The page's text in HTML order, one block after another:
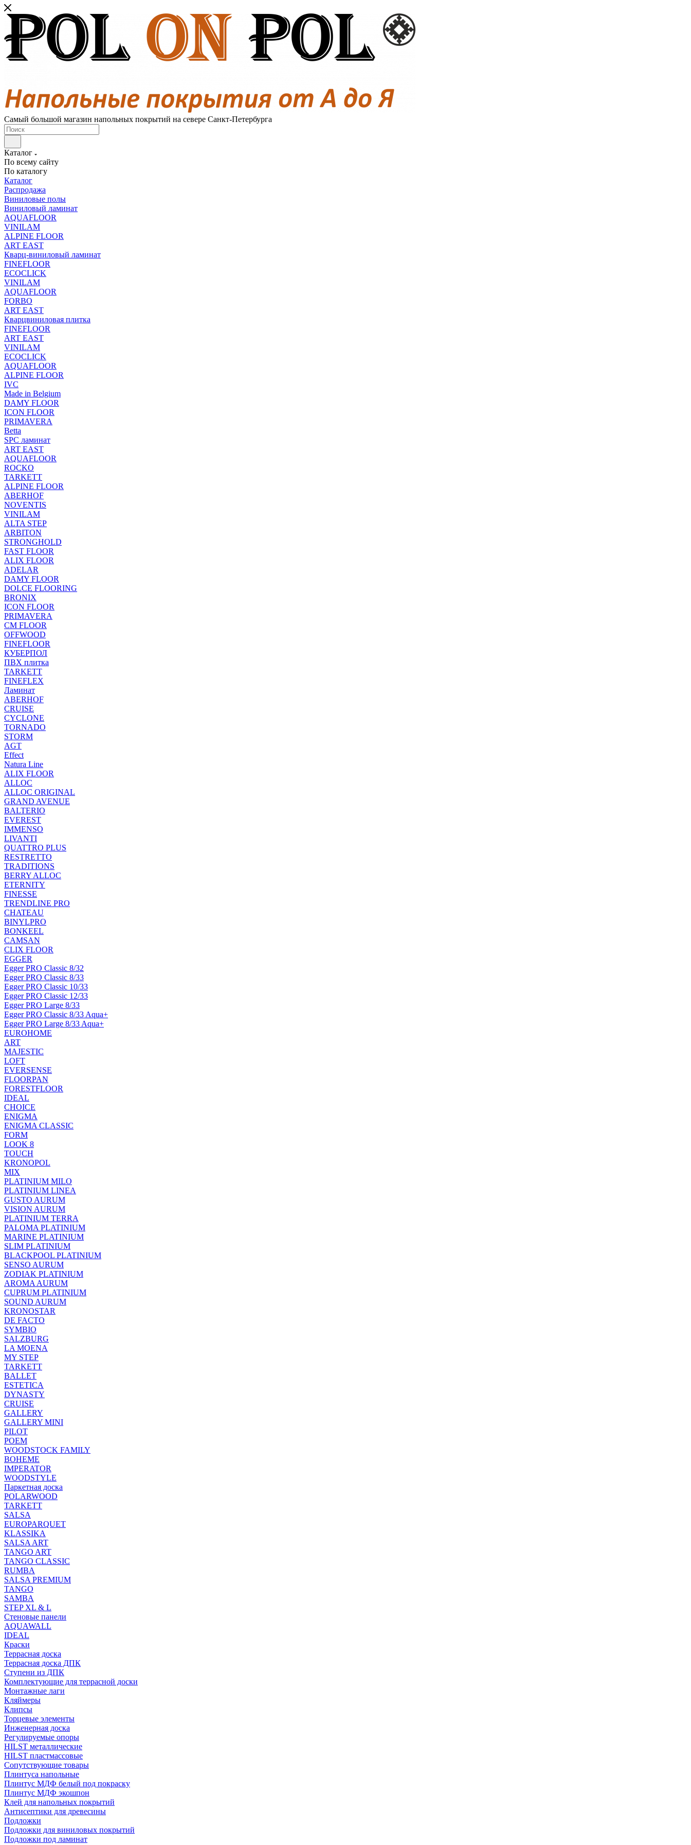
Самый большой магазин напольных покрытий на севере Санкт-Петербурга
Каталог
По всему сайту
По каталогу
Каталог
Распродажа
Виниловые полы
Виниловый ламинат
AQUAFLOOR
VINILAM
ALPINE FLOOR
ART EAST
Кварц-виниловый ламинат
FINEFLOOR
ECOCLICK
VINILAM
AQUAFLOOR
FORBO
ART EAST
Кварцвиниловая плитка
FINEFLOOR
ART EAST
VINILAM
ECOCLICK
AQUAFLOOR
ALPINE FLOOR
IVC
Made in Belgium
DAMY FLOOR
ICON FLOOR
PRIMAVERA
Betta
SPC ламинат
ART EAST
AQUAFLOOR
ROCKO
TARKETT
ALPINE FLOOR
ABERHOF
NOVENTIS
VINILAM
ALTA STEP
ARBITON
STRONGHOLD
FAST FLOOR
ALIX FLOOR
ADELAR
DAMY FLOOR
DOLCE FLOORING
BRONIX
ICON FLOOR
PRIMAVERA
CM FLOOR
OFFWOOD
FINEFLOOR
КУБЕРПОЛ
ПВХ плитка
TARKETT
FINEFLEX
Ламинат
ABERHOF
CRUISE
CYCLONE
TORNADO
STORM
AGT
Effect
Natura Line
ALIX FLOOR
ALLOC
ALLOC ORIGINAL
GRAND AVENUE
BALTERIO
EVEREST
IMMENSO
LIVANTI
QUATTRO PLUS
RESTRETTO
TRADITIONS
BERRY ALLOC
ETERNITY
FINESSE
TRENDLINE PRO
CHATEAU
BINYLPRO
BONKEEL
CAMSAN
CLIX FLOOR
EGGER
Egger PRO Classic 8/32
Egger PRO Classic 8/33
Egger PRO Classic 10/33
Egger PRO Classic 12/33
Egger PRO Large 8/33
Egger PRO Classic 8/33 Aqua+
Egger PRO Large 8/33 Aqua+
EUROHOME
ART
MAJESTIC
LOFT
EVERSENSE
FLOORPAN
FORESTFLOOR
IDEAL
CHOICE
ENIGMA
ENIGMA CLASSIC
FORM
LOOK 8
TOUCH
KRONOPOL
MIX
PLATINIUM MILO
PLATINIUM LINEA
GUSTO AURUM
VISION AURUM
PLATINIUM TERRA
PALOMA PLATINIUM
MARINE PLATINIUM
SLIM PLATINIUM
BLACKPOOL PLATINIUM
SENSO AURUM
ZODIAK PLATINIUM
AROMA AURUM
CUPRUM PLATINIUM
SOUND AURUM
KRONOSTAR
DE FACTO
SYMBIO
SALZBURG
LA MOENA
MY STEP
TARKETT
BALLET
ESTETICA
DYNASTY
CRUISE
GALLERY
GALLERY MINI
PILOT
POEM
WOODSTOCK FAMILY
BOHEME
IMPERATOR
WOODSTYLE
Паркетная доска
POLARWOOD
TARKETT
SALSA
EUROPARQUET
KLASSIKA
SALSA ART
TANGO ART
TANGO CLASSIC
RUMBA
SALSA PREMIUM
TANGO
SAMBA
STEP XL & L
Стеновые панели
AQUAWALL
IDEAL
Краски
Террасная доска
Террасная доска ДПК
Ступени из ДПК
Комплектующие для террасной доски
Монтажные лаги
Кляймеры
Клипсы
Торцевые элементы
Инженерная доска
Регулируемые опоры
HILST металлические
HILST пластмассовые
Сопутствующие товары
Плинтуса напольные
Плинтус МДФ белый под покраску
Плинтус МДФ экошпон
Клей для напольных покрытий
Антисептики для древесины
Подложки
Подложки для виниловых покрытий
Подложки под ламинат